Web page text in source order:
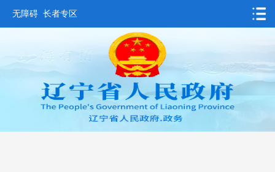
无障碍 长者专区
要闻动态
政务公开